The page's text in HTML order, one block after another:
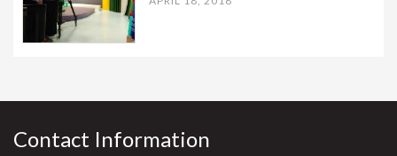
Contact Information